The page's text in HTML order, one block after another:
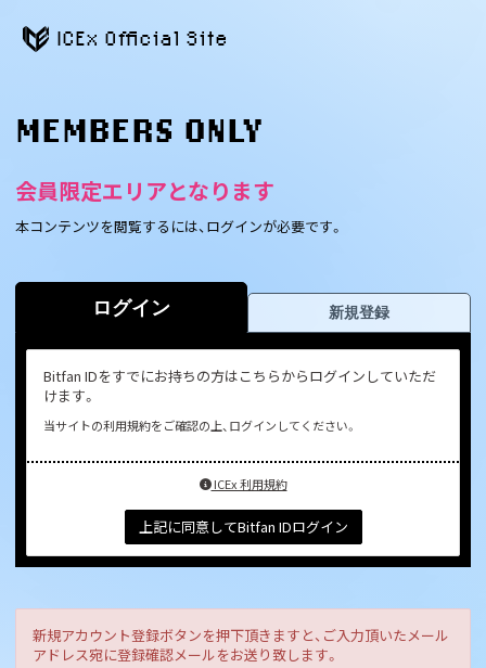
ICEx Official Site
MEMBERS ONLY
会員限定エリアとなります
本コンテンツを閲覧するには、ログインが必要です。
ログイン 新規登録
Bitfan IDをすでにお持ちの方はこちらからログインしていただ
けます。
当サイトの利用規約をご確認の上、ログインしてください。
ICEx 利用規約
上記に同意してBitfan IDログイン
新規アカウント登録ボタンを押下頂きますと、ご入力頂いたメール
アドレス宛に登録確認メールをお送り致します。